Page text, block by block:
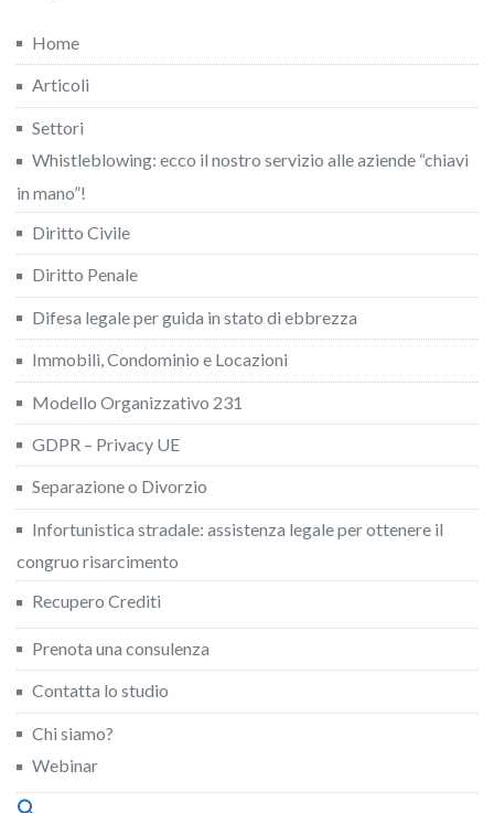
Home
Articoli
Settori
Whistleblowing: ecco il nostro servizio alle aziende “chiavi
in mano”!
Diritto Civile
Diritto Penale
Difesa legale per guida in stato di ebbrezza
Immobili, Condominio e Locazioni
Modello Organizzativo 231
GDPR – Privacy UE
Separazione o Divorzio
Infortunistica stradale: assistenza legale per ottenere il
congruo risarcimento
Recupero Crediti
Prenota una consulenza
Contatta lo studio
Chi siamo?
Webinar